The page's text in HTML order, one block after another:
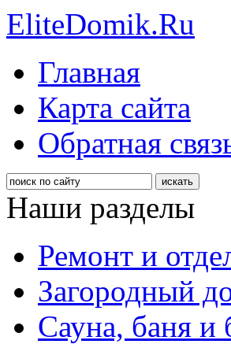
EliteDomik.Ru
Главная
Карта сайта
Обратная
Наши разделы
Ремонт и
Загородный
Сауна, баня и